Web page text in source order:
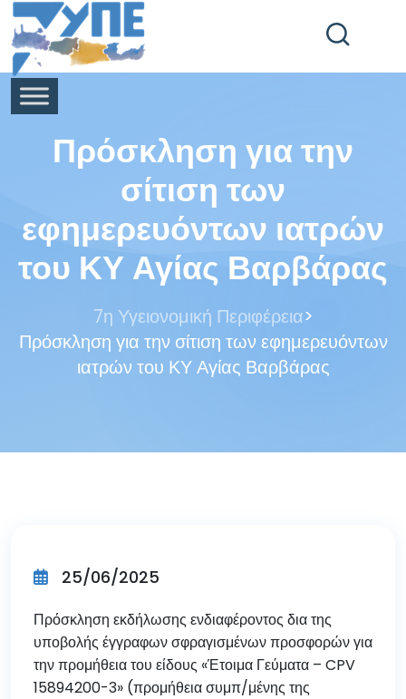
End Header Section -->
Πρόσκληση για την
σίτιση των
εφημερευόντων ιατρών
του ΚΥ Αγίας Βαρβάρας
7η Υγειονομική Περιφέρεια>
Πρόσκληση για την σίτιση των εφημερευόντων
ιατρών του ΚΥ Αγίας Βαρβάρας
25/06/2025
Πρόσκληση εκδήλωσης ενδιαφέροντος δια της
υποβολής έγγραφων σφραγισμένων προσφορών για
την προμήθεια του είδους «Έτοιμα Γεύματα – CPV
15894200-3» (προμήθεια συμπ/μένης της